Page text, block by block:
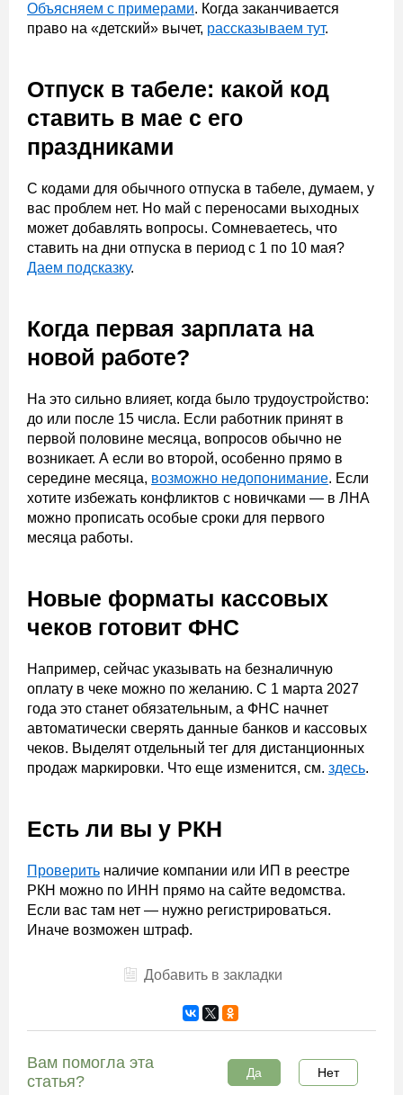
Объясняем с примерами. Когда заканчивается
право на «детский» вычет, рассказываем тут.
Отпуск в табеле: какой код
ставить в мае с его
праздниками
С кодами для обычного отпуска в табеле, думаем, у
вас проблем нет. Но май с переносами выходных
может добавлять вопросы. Сомневаетесь, что
ставить на дни отпуска в период с 1 по 10 мая?
Даем подсказку.
Когда первая зарплата на
новой работе?
На это сильно влияет, когда было трудоустройство:
до или после 15 числа. Если работник принят в
первой половине месяца, вопросов обычно не
возникает. А если во второй, особенно прямо в
середине месяца, возможно недопонимание. Если
хотите избежать конфликтов с новичками — в ЛНА
можно прописать особые сроки для первого
месяца работы.
Новые форматы кассовых
чеков готовит ФНС
Например, сейчас указывать на безналичную
оплату в чеке можно по желанию. С 1 марта 2027
года это станет обязательным, а ФНС начнет
автоматически сверять данные банков и кассовых
чеков. Выделят отдельный тег для дистанционных
продаж маркировки. Что еще изменится, см. здесь.
Есть ли вы у РКН
Проверить наличие компании или ИП в реестре
РКН можно по ИНН прямо на сайте ведомства.
Если вас там нет — нужно регистрироваться.
Иначе возможен штраф.
Добавить в закладки
Вам помогла эта
статья?
Да Нет